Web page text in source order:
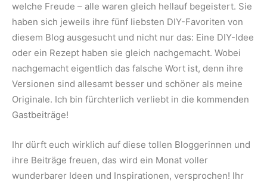
welche Freude – alle waren gleich hellauf begeistert. Sie
haben sich jeweils ihre fünf liebsten DIY-Favoriten von
diesem Blog ausgesucht und nicht nur das: Eine DIY-Idee
oder ein Rezept haben sie gleich nachgemacht. Wobei
nachgemacht eigentlich das falsche Wort ist, denn ihre
Versionen sind allesamt besser und schöner als meine
Originale. Ich bin fürchterlich verliebt in die kommenden
Gastbeiträge!
Ihr dürft euch wirklich auf diese tollen Bloggerinnen und
ihre Beiträge freuen, das wird ein Monat voller
wunderbarer Ideen und Inspirationen, versprochen! Ihr